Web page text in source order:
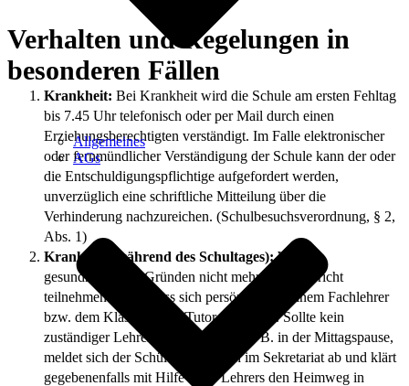
Allgemeines
AGs
Verhalten und Regelungen in
besonderen Fällen
Krankheit: Bei Krankheit wird die Schule am ersten Fehltag
bis 7.45 Uhr telefonisch oder per Mail durch einen
Erziehungsberechtigten verständigt. Im Falle elektronischer
oder fernmündlicher Verständigung der Schule kann der oder
die Entschuldigungspflichtige aufgefordert werden,
unverzüglich eine schriftliche Mitteilung über die
Verhinderung nachzureichen. (Schulbesuchsverordnung, § 2,
Abs. 1)
Krankheit (während des Schultages):Wer aus
gesundheitlichen Gründen nicht mehr am Unterricht
teilnehmen kann, muss sich persönlich bei einem Fachlehrer
bzw. dem Klassenlehrer/Tutor abmelden. Sollte kein
zuständiger Lehrer anwesend sein, z. B. in der Mittagspause,
meldet sich der Schüler persönlich im Sekretariat ab und klärt
gegebenenfalls mit Hilfe eines Lehrers den Heimweg in